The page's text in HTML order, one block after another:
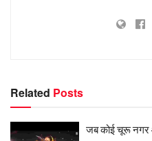
Related Posts
जब कोई चूरू नगर